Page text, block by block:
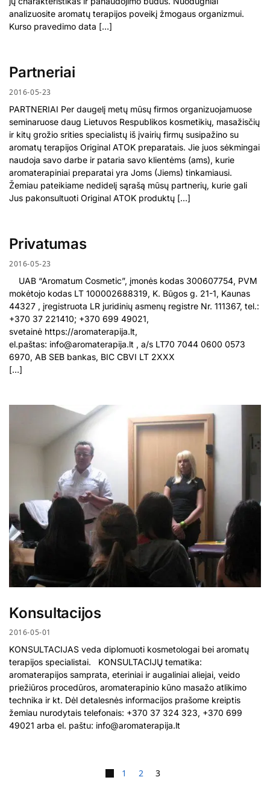
analizuosite aromatų terapijos poveikį žmogaus organizmui.
Kurso pravedimo data […]
Partneriai
2016-05-23
PARTNERIAI Per daugelį metų mūsų firmos organizuojamuose
seminaruose daug Lietuvos Respublikos kosmetikių, masažisčių
ir kitų grožio srities specialistų iš įvairių firmų susipažino su
aromatų terapijos Original ATOK preparatais. Jie juos sėkmingai
naudoja savo darbe ir pataria savo klientėms (ams), kurie
aromaterapiniai preparatai yra Joms (Jiems) tinkamiausi.
Žemiau pateikiame nedidelį sąrašą mūsų partnerių, kurie gali
Jus pakonsultuoti Original ATOK produktų […]
Privatumas
2016-05-23
UAB “Aromatum Cosmetic”, įmonės kodas 300607754, PVM
mokėtojo kodas LT 100002688319, K. Būgos g. 21-1, Kaunas
44327 , įregistruota LR juridinių asmenų registre Nr. 111367, tel.:
+370 37 221410; +370 699 49021,
svetainė https://aromaterapija.lt,
el.paštas: info@aromaterapija.lt , a/s LT70 7044 0600 0573
6970, AB SEB bankas, BIC CBVI LT 2XXX
[…]
Konsultacijos
2016-05-01
KONSULTACIJAS veda diplomuoti kosmetologai bei aromatų
terapijos specialistai. KONSULTACIJŲ tematika:
aromaterapijos samprata, eteriniai ir augaliniai aliejai, veido
priežiūros procedūros, aromaterapinio kūno masažo atlikimo
technika ir kt. Dėl detalesnės informacijos prašome kreiptis
žemiau nurodytais telefonais: +370 37 324 323, +370 699
49021 arba el. paštu: info@aromaterapija.lt
1 2 3